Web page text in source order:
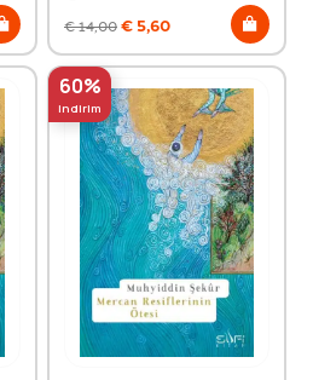
€14,00€ 5,60
60%
indirim